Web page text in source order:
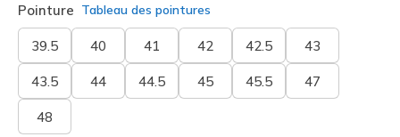
Pointure Tableau des pointures
39.5 40 41 42 42.5 43
43.5 44 44.5 45 45.5 47
48